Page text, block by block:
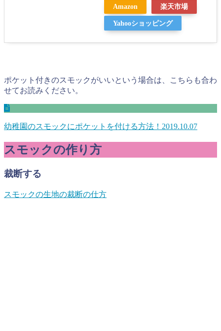
Amazon 楽天市場
Yahooショッピング
ポケット付きのスモックがいいという場合は、こちらも合わ
せてお読みください。
幼稚園のスモックにポケットを付ける方法！ 2019.10.07
スモックの作り方
裁断する
スモックの生地の裁断の仕方